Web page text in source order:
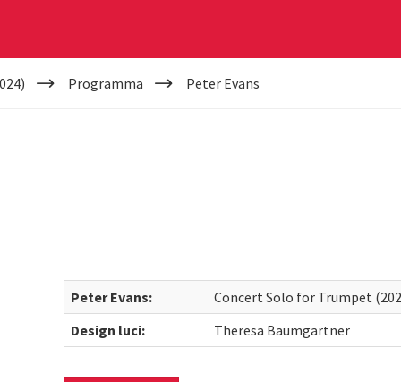
Programma Peter Evans
Peter Evans:
Concert Solo for Trumpet
Design luci:
Theresa Baumgartner